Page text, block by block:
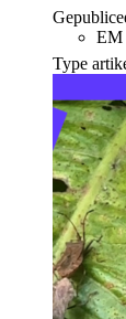
Type